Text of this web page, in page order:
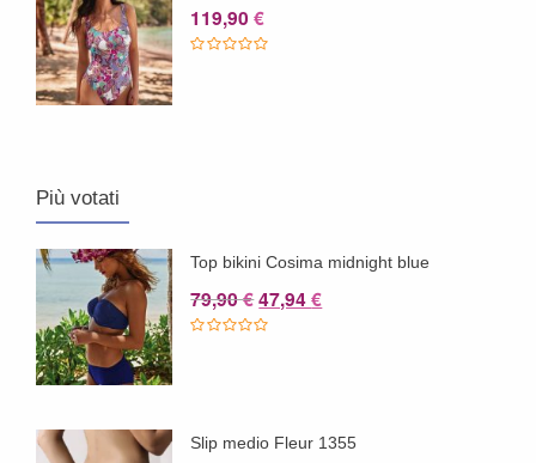
119,90€
Più votati
Top bikini Cosima midnight blue
79,90€Il
prezzo
47,94€Il
Slip medio Fleur 1355